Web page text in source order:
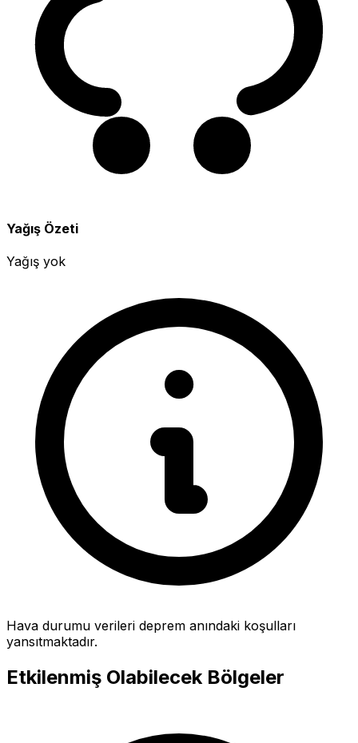
Yağış Özeti
Yağış yok
Hava durumu verileri deprem anındaki koşulları
yansıtmaktadır.
Etkilenmiş Olabilecek Bölgeler